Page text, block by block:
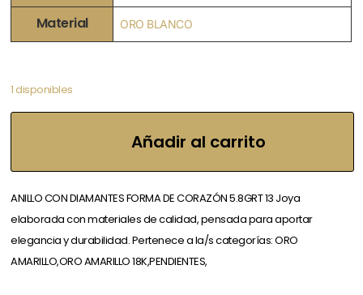
Material
ORO BLANCO
1 disponibles
Añadir al carrito
ANILLO CON DIAMANTES FORMA DE CORAZÓN 5.8GRT 13 Joya
elaborada con materiales de calidad, pensada para aportar
elegancia y durabilidad. Pertenece a la/s categorías: ORO
AMARILLO,ORO AMARILLO 18K,PENDIENTES,